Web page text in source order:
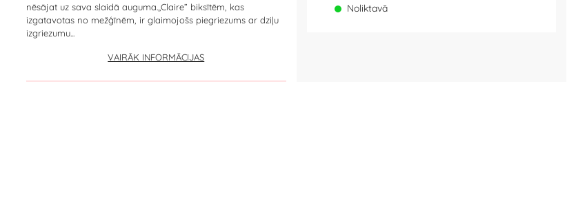
nēsājat uz sava slaidā auguma. ​​„Claire” biksītēm, kas
izgatavotas no mežģīnēm, ir glaimojošs piegriezums ar dziļu
izgriezumu...
VAIRĀK INFORMĀCIJAS
Noliktavā